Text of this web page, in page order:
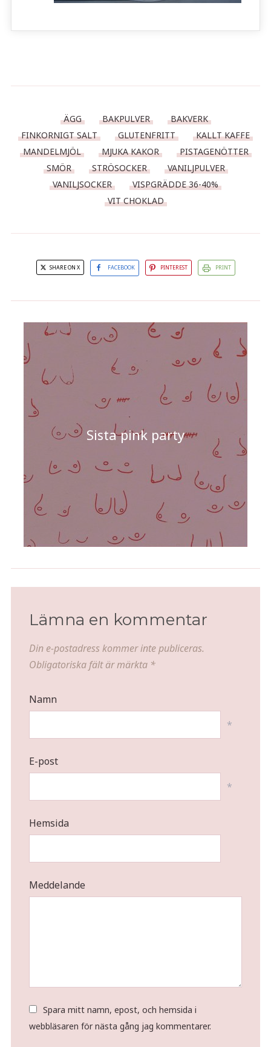
ÄGG BAKPULVER
BAKVERK
FINKORNIGT SALT
GLUTENFRITT
KALLT KAFFE
MANDELMJÖL
MJUKA KAKOR
PISTAGENÖTTER
SMÖR
STRÖSOCKER
VANILJPULVER
VANILJSOCKER
VISPGRÄDDE 36-40%
VIT CHOKLAD
SHARE ON X FACEBOOK PINTEREST PRINT
Sista pink party
äpplen
Lämna en kommentar
Din e-postadress kommer inte publiceras.
Obligatoriska fält är märkta *
Namn
*
E-post
*
Hemsida
Meddelande
Spara mitt namn, epost, och hemsida i
webbläsaren för nästa gång jag kommentarer.